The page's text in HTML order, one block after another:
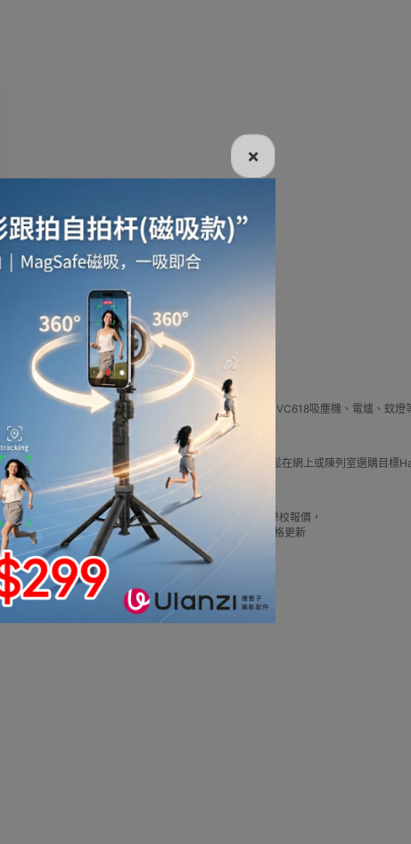
背部按摩器
腳踏拉筋板 指壓版
×
AF1000空氣炸鍋、HT-AF1200炸鍋、VC608除蟎機、VC618吸塵機、電爐、蚊燈
，產品現貨發售，歡迎陳列室參觀
選擇，我們有多款Harrow最新款式及推薦優惠，讓你輕鬆在網上或陳列室選購目標
and sale.
那裡買邊到買代理資料及價錢實惠借批發優惠以及公司學校報價，
推薦推介相似產品及優點缺點，請留意我們最新產品價格更新